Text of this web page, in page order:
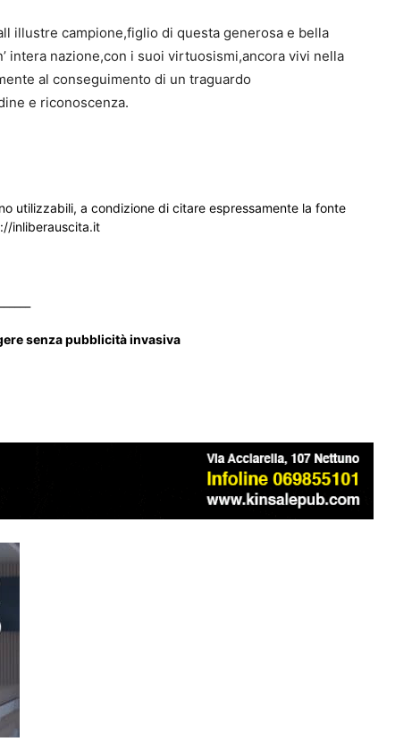
illustre campione,figlio di questa generosa e bella
intera nazione,con i suoi virtuosismi,ancora vivi nella
al conseguimento di un traguardo
e riconoscenza.
utilizzabili, a condizione di citare espressamente la fonte
inliberauscita.it
senza pubblicità invasiva